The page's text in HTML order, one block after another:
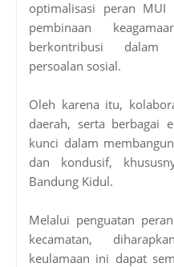
optimalisasi peran
pembinaan
berkontribusi dalam
persoalan sosial.
Oleh karena itu,
daerah, serta berbagai
kunci dalam
dan kondusif,
Bandung Kidul.
Melalui penguatan
kecamatan,
keulamaan ini dapat